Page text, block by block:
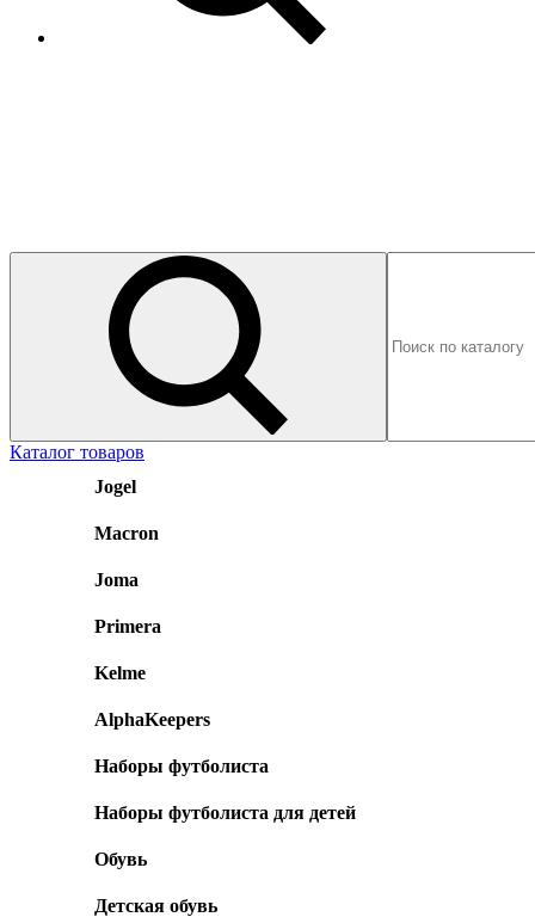
Каталог товаров
Jogel
Macron
Joma
Primera
Kelme
AlphaKeepers
Наборы футболиста
Наборы футболиста для детей
Обувь
Детская обувь